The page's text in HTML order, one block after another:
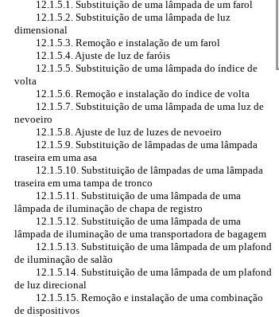
12.1.5.1. Substituição de uma lâmpada de um farol
12.1.5.2. Substituição de uma lâmpada de luz
dimensional
12.1.5.3. Remoção e instalação de um farol
12.1.5.4. Ajuste de luz de faróis
12.1.5.5. Substituição de uma lâmpada do índice de
volta
12.1.5.6. Remoção e instalação do índice de volta
12.1.5.7. Substituição de uma lâmpada de uma luz de
nevoeiro
12.1.5.8. Ajuste de luz de luzes de nevoeiro
12.1.5.9. Substituição de lâmpadas de uma lâmpada
traseira em uma asa
12.1.5.10. Substituição de lâmpadas de uma lâmpada
traseira em uma tampa de tronco
12.1.5.11. Substituição de uma lâmpada de uma
lâmpada de iluminação de chapa de registro
12.1.5.12. Substituição de uma lâmpada de uma
lâmpada de iluminação de uma transportadora de bagagem
12.1.5.13. Substituição de uma lâmpada de um plafond
de iluminação de salão
12.1.5.14. Substituição de uma lâmpada de um plafond
de luz direcional
12.1.5.15. Remoção e instalação de uma combinação
de dispositivos